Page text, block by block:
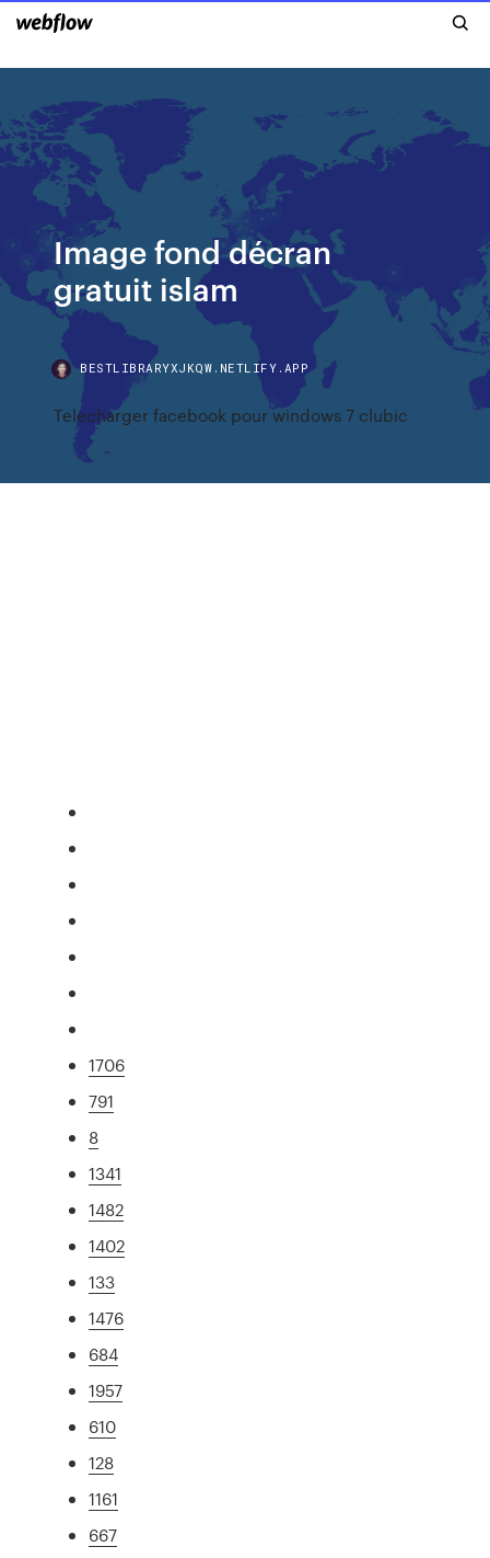
Image fond décran
gratuit islam
BESTLIBRARYXJKQW.NETLIFY.APP
Telecharger facebook pour windows 7 clubic
1706
791
8
1341
1482
1402
133
1476
684
1957
610
128
1161
667